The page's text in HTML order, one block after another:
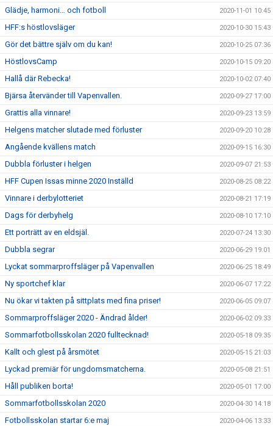
Glädje, harmoni… och fotboll 2020-11-01 10:45
HFF:s höstlovsläger 2020-10-30 15:43
Gör det bättre själv om du kan! 2020-10-25 07:36
HöstlovsCamp 2020-10-15 09:20
Hallå där Rebecka! 2020-10-02 07:40
Bjärsa återvänder till Vapenvallen. 2020-09-27 17:00
Grattis alla vinnare! 2020-09-23 13:59
Helgens matcher slutade med förluster 2020-09-20 10:28
Angående kvällens match 2020-09-15 16:30
Dubbla förluster i helgen 2020-09-07 21:53
HFF Cupen Issas minne 2020 Inställd 2020-08-25 08:22
Vinnare i derbylotteriet 2020-08-21 17:19
Dags för derbyhelg 2020-08-10 17:10
Ett porträtt av en eldsjäl. 2020-07-24 13:30
Dubbla segrar 2020-06-29 19:01
Lyckat sommarproffsläger på Vapenvallen 2020-06-25 18:49
Ny sportchef klar 2020-06-07 17:22
Nu ökar vi takten på sittplats med fina priser! 2020-06-05 09:07
Sommarproffsläger 2020 - Ändrad ålder! 2020-06-02 09:33
Sommarfotbollsskolan 2020 fulltecknad! 2020-05-18 09:35
Kallt och glest på årsmötet 2020-05-15 21:03
Lyckad premiär för ungdomsmatcherna. 2020-05-08 21:51
Håll publiken borta! 2020-05-01 17:00
Sommarfotbollsskolan 2020 2020-04-30 14:18
Fotbollsskolan startar 6:e maj 2020-04-06 13:33